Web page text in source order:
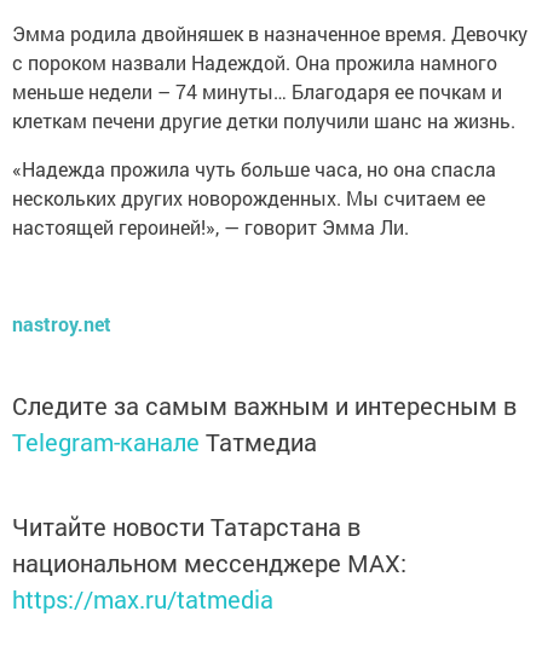
Эмма родила двойняшек в назначенное время. Девочку
с пороком назвали Надеждой. Она прожила намного
меньше недели – 74 минуты… Благодаря ее почкам и
клеткам печени другие детки получили шанс на жизнь.
«Надежда прожила чуть больше часа, но она спасла
нескольких других новорожденных. Мы считаем ее
настоящей героиней!», — говорит Эмма Ли.
nastroy.net
Следите за самым важным и интересным в
Telegram-канале Татмедиа
Читайте новости Татарстана в
национальном мессенджере MАХ:
https://max.ru/tatmedia